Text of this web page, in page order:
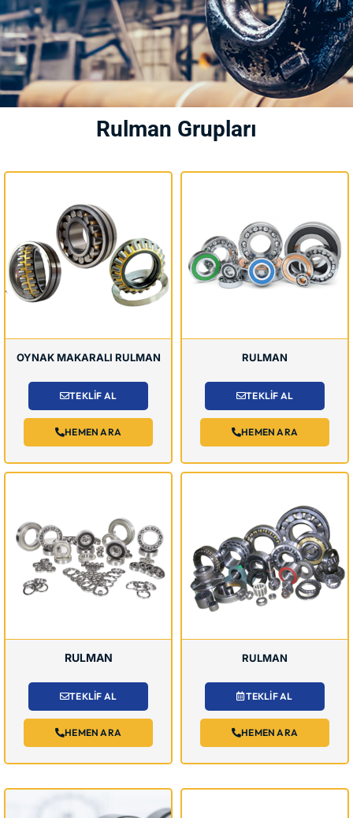
Rulman Grupları
OYNAK MAKARALI RULMAN
TEKLİF AL
HEMEN ARA
RULMAN
TEKLİF AL
HEMEN ARA
RULMAN
TEKLİF AL
HEMEN ARA
RULMAN
TEKLİF AL
HEMEN ARA